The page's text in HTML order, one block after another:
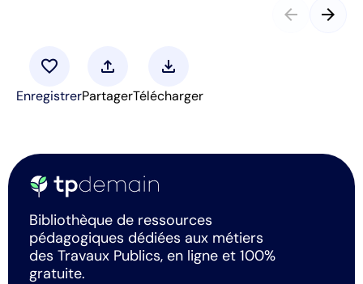
arrow_back arrow_forward
favorite
Enregistrer
upload
Partager
download
Télécharger
Bibliothèque de ressources
pédagogiques dédiées aux métiers
des Travaux Publics, en ligne et 100%
gratuite.